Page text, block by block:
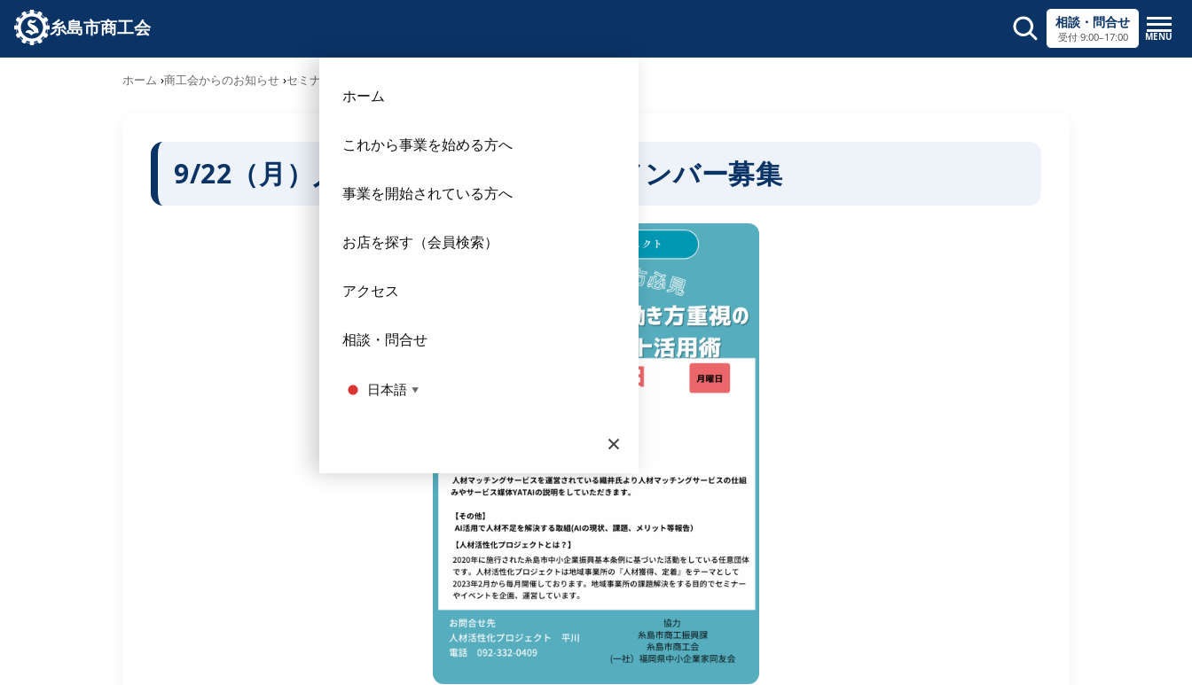
糸島市商工会 相談・問合せ
受付 9:00–17:00 MENU
ホーム
これから事業を始める方へ
事業を開始されている方へ
お店を探す（会員検索）
アクセス
相談・問合せ
日本語 ▼
×
ホーム 商工会からのお知らせ セミナー･勉強会
9/22（月）人材活性化プロジェクトメンバー募集